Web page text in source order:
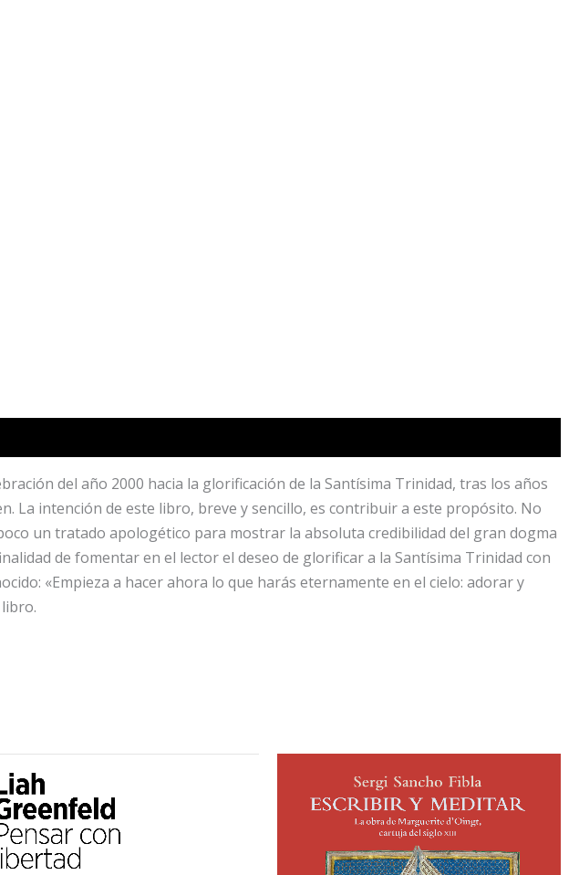
del año 2000 hacia la glorificación de la Santísima Trinidad, tras los años
La intención de este libro, breve y sencillo, es contribuir a este propósito. No
un tratado apologético para mostrar la absoluta credibilidad del gran dogma
de fomentar en el lector el deseo de glorificar a la Santísima Trinidad con
«Empieza a hacer ahora lo que harás eternamente en el cielo: adorar y